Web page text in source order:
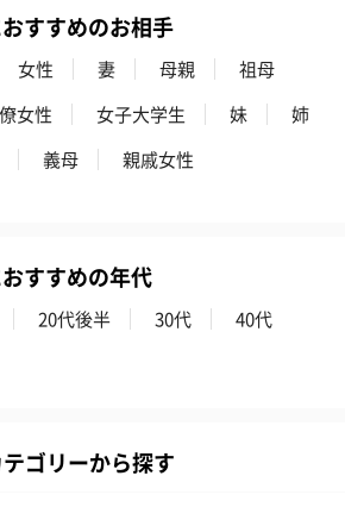
シャワージェル＆ハン
ドクリーム（ピンクグ
シャワージェ
してお届けします。
すすめのお相手
女性 妻 母親
祖母
女性 女子大学生 妹
姉
義母 親戚女性
すすめの年代
20代後半 30代
40代
テゴリーから探す